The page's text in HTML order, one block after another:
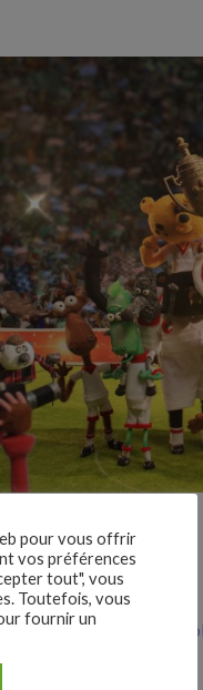
min read
24 janvier 16h
pour vous offrir
vos préférences
tout", vous
Toutefois, vous
fournir un